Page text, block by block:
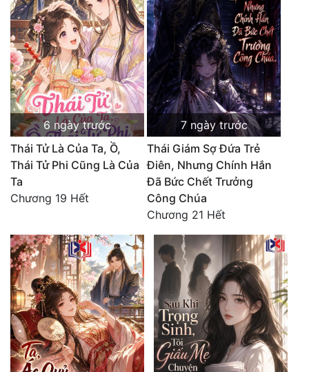
6 ngày trước
Thái Tử Là Của Ta, Ồ,
Thái Tử Phi Cũng Là Của
Ta
Chương 19 Hết
7 ngày trước
Thái Giám Sợ Đứa Trẻ
Điên, Nhưng Chính Hắn
Đã Bức Chết Trưởng
Công Chúa
Chương 21 Hết